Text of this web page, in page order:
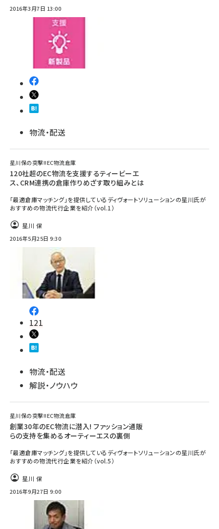
2016年3月7日 13:00
物流・配送
星川保の突撃!!EC物流倉庫
120社超のEC物流を支援するティービーエ
ス、CRM連携の倉庫作りめざす取り組みとは
「最適倉庫マッチング」を提供しているディヴォートソリューションの星川氏が
おすすめの物流代行企業を紹介（vol.1）
星川 保
2016年5月25日 9:30
121
物流・配送
解説・ノウハウ
星川保の突撃!!EC物流倉庫
創業30年のEC物流に潜入! ファッション通販
らの支持を集めるオーティーエスの裏側
「最適倉庫マッチング」を提供しているディヴォートソリューションの星川氏が
おすすめの物流代行企業を紹介（vol.5）
星川 保
2016年9月27日 9:00